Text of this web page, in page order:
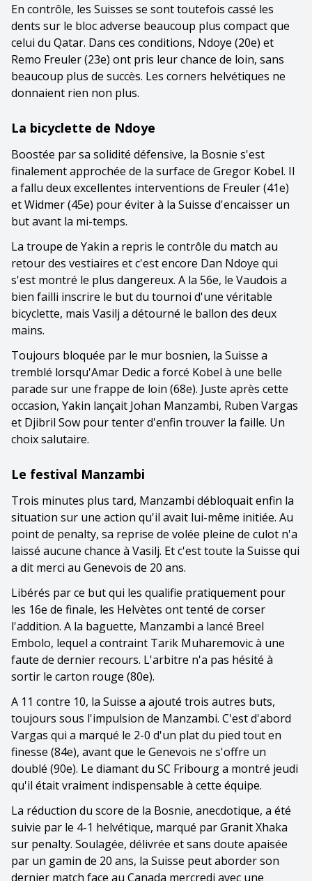
En contrôle, les Suisses se sont toutefois cassé les
dents sur le bloc adverse beaucoup plus compact que
celui du Qatar. Dans ces conditions, Ndoye (20e) et
Remo Freuler (23e) ont pris leur chance de loin, sans
beaucoup plus de succès. Les corners helvétiques ne
donnaient rien non plus.
La bicyclette de Ndoye
Boostée par sa solidité défensive, la Bosnie s'est
finalement approchée de la surface de Gregor Kobel. Il
a fallu deux excellentes interventions de Freuler (41e)
et Widmer (45e) pour éviter à la Suisse d'encaisser un
but avant la mi-temps.
La troupe de Yakin a repris le contrôle du match au
retour des vestiaires et c'est encore Dan Ndoye qui
s'est montré le plus dangereux. A la 56e, le Vaudois a
bien failli inscrire le but du tournoi d'une véritable
bicyclette, mais Vasilj a détourné le ballon des deux
mains.
Toujours bloquée par le mur bosnien, la Suisse a
tremblé lorsqu'Amar Dedic a forcé Kobel à une belle
parade sur une frappe de loin (68e). Juste après cette
occasion, Yakin lançait Johan Manzambi, Ruben Vargas
et Djibril Sow pour tenter d'enfin trouver la faille. Un
choix salutaire.
Le festival Manzambi
Trois minutes plus tard, Manzambi débloquait enfin la
situation sur une action qu'il avait lui-même initiée. Au
point de penalty, sa reprise de volée pleine de culot n'a
laissé aucune chance à Vasilj. Et c'est toute la Suisse qui
a dit merci au Genevois de 20 ans.
Libérés par ce but qui les qualifie pratiquement pour
les 16e de finale, les Helvètes ont tenté de corser
l'addition. A la baguette, Manzambi a lancé Breel
Embolo, lequel a contraint Tarik Muharemovic à une
faute de dernier recours. L'arbitre n'a pas hésité à
sortir le carton rouge (80e).
A 11 contre 10, la Suisse a ajouté trois autres buts,
toujours sous l'impulsion de Manzambi. C'est d'abord
Vargas qui a marqué le 2-0 d'un plat du pied tout en
finesse (84e), avant que le Genevois ne s'offre un
doublé (90e). Le diamant du SC Fribourg a montré jeudi
qu'il était vraiment indispensable à cette équipe.
La réduction du score de la Bosnie, anecdotique, a été
suivie par le 4-1 helvétique, marqué par Granit Xhaka
sur penalty. Soulagée, délivrée et sans doute apaisée
par un gamin de 20 ans, la Suisse peut aborder son
dernier match face au Canada mercredi avec une